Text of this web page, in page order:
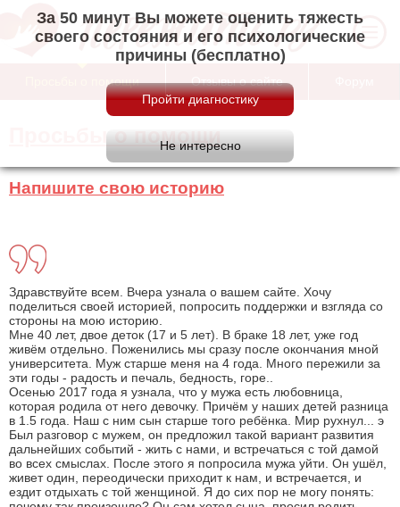
За 50 минут Вы можете оценить тяжесть
своего состояния и его психологические
причины (бесплатно)
Просьбы о помощи Отзывы о сайте
Просьбы о помощи
Напишите свою историю
Здравствуйте всем. Вчера узнала о вашем сайте. Хочу
поделиться своей историей, попросить поддержки и взгляда со
стороны на мою историю.
Мне 40 лет, двое деток (17 и 5 лет). В браке 18 лет, уже год
живём отдельно. Поженились мы сразу после окончания мной
университета. Муж старше меня на 4 года. Много пережили за
эти годы - радость и печаль, бедность, горе..
Осенью 2017 года я узнала, что у мужа есть любовница,
которая родила от него девочку. Причём у наших детей разница
в 1.5 года. Наш с ним сын старше того ребёнка. Мир рухнул... э
Был разговор с мужем, он предложил такой вариант развития
дальнейших событий - жить с нами, и встречаться с той дамой
во всех смыслах. После этого я попросила мужа уйти. Он ушёл,
живет один, переодически приходит к нам, и встречается, и
ездит отдыхать с той женщиной. Я до сих пор не могу понять: